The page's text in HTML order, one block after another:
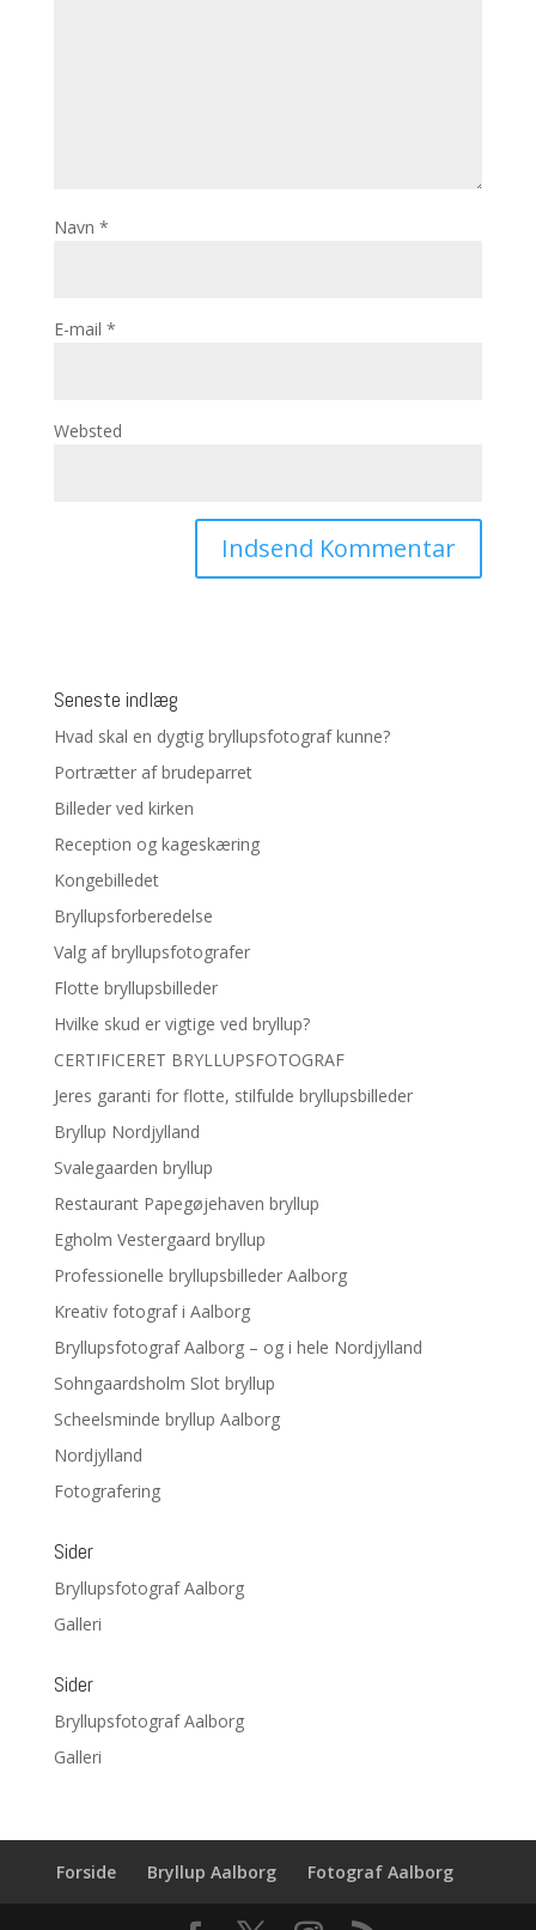
Navn *
E-mail *
Websted
Seneste indlæg
Hvad skal en dygtig bryllupsfotograf kunne?
Portrætter af brudeparret
Billeder ved kirken
Reception og kageskæring
Kongebilledet
Bryllupsforberedelse
Valg af bryllupsfotografer
Flotte bryllupsbilleder
Hvilke skud er vigtige ved bryllup?
CERTIFICERET BRYLLUPSFOTOGRAF
Jeres garanti for flotte, stilfulde bryllupsbilleder
Bryllup Nordjylland
Svalegaarden bryllup
Restaurant Papegøjehaven bryllup
Egholm Vestergaard bryllup
Professionelle bryllupsbilleder Aalborg
Kreativ fotograf i Aalborg
Bryllupsfotograf Aalborg – og i hele Nordjylland
Sohngaardsholm Slot bryllup
Scheelsminde bryllup Aalborg
Nordjylland
Fotografering
Sider
Bryllupsfotograf Aalborg
Galleri
Sider
Bryllupsfotograf Aalborg
Galleri
Forside Bryllup Aalborg Fotograf Aalborg